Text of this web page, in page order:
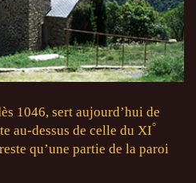
1046, sert aujourd’hui de
au-dessus de celle du XI°
qu’une partie de la paroi